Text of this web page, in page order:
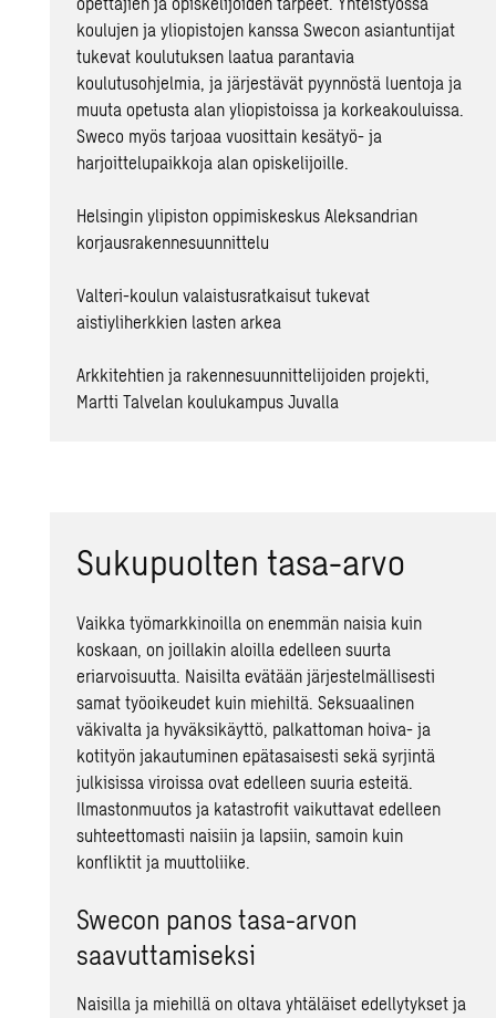
koulujen ja yliopistojen kanssa Swecon asiantuntijat
tukevat koulutuksen laatua parantavia
koulutusohjelmia, ja järjestävät pyynnöstä luentoja ja
muuta opetusta alan yliopistoissa ja korkeakouluissa.
Sweco myös tarjoaa vuosittain kesätyö- ja
harjoittelupaikkoja alan opiskelijoille.
Helsingin ylipiston oppimiskeskus Aleksandrian
korjausrakennesuunnittelu
Valteri-koulun valaistusratkaisut tukevat
aistiyliherkkien lasten arkea
Arkkitehtien ja rakennesuunnittelijoiden projekti,
Martti Talvelan koulukampus Juvalla
Sukupuolten tasa-arvo
Vaikka työmarkkinoilla on enemmän naisia kuin
koskaan, on joillakin aloilla edelleen suurta
eriarvoisuutta. Naisilta evätään järjestelmällisesti
samat työoikeudet kuin miehiltä. Seksuaalinen
väkivalta ja hyväksikäyttö, palkattoman hoiva- ja
kotityön jakautuminen epätasaisesti sekä syrjintä
julkisissa viroissa ovat edelleen suuria esteitä.
Ilmastonmuutos ja katastrofit vaikuttavat edelleen
suhteettomasti naisiin ja lapsiin, samoin kuin
konfliktit ja muuttoliike.
Swecon panos tasa-arvon
saavuttamiseksi
Naisilla ja miehillä on oltava yhtäläiset edellytykset ja